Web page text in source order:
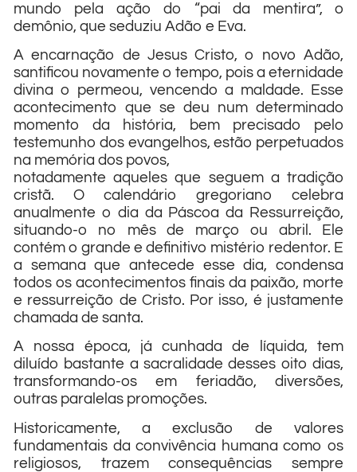
mundo pela ação do “pai da mentira”, o
demônio, que seduziu Adão e Eva.
A encarnação de Jesus Cristo, o novo Adão,
santificou novamente o tempo, pois a eternidade
divina o permeou, vencendo a maldade. Esse
acontecimento que se deu num determinado
momento da história, bem precisado pelo
testemunho dos evangelhos, estão perpetuados
na memória dos povos,
notadamente aqueles que seguem a tradição
cristã. O calendário gregoriano celebra
anualmente o dia da Páscoa da Ressurreição,
situando-o no mês de março ou abril. Ele
contém o grande e definitivo mistério redentor. E
a semana que antecede esse dia, condensa
todos os acontecimentos finais da paixão, morte
e ressurreição de Cristo. Por isso, é justamente
chamada de santa.
A nossa época, já cunhada de líquida, tem
diluído bastante a sacralidade desses oito dias,
transformando-os em feriadão, diversões,
outras paralelas promoções.
Historicamente, a exclusão de valores
fundamentais da convivência humana como os
religiosos, trazem consequências sempre